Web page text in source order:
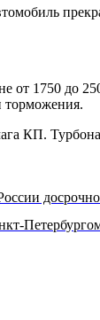
1750 до
торможения.
КП.